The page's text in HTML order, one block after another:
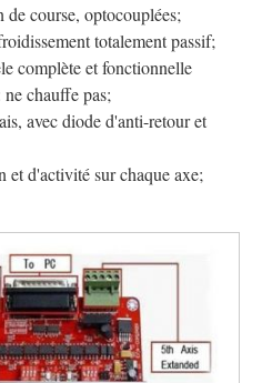
course, optocouplées;
totalement passif;
complète et fonctionnelle
chauffe pas;
avec diode d'anti-retour et
et d'activité sur chaque axe;